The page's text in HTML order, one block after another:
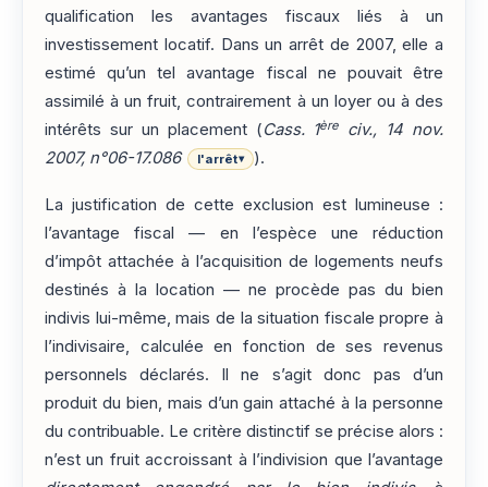
qualification les avantages fiscaux liés à un
investissement locatif. Dans un arrêt de 2007, elle a
estimé qu’un tel avantage fiscal ne pouvait être
assimilé à un fruit, contrairement à un loyer ou à des
intérêts sur un placement (Cass. 1ère
civ., 14 nov.
2007, n°06-17.086
l'arrêt▾ ).
La justification de cette exclusion est lumineuse :
l’avantage fiscal — en l’espèce une réduction
d’impôt attachée à l’acquisition de logements neufs
destinés à la location — ne procède pas du bien
indivis lui-même, mais de la situation fiscale propre à
l’indivisaire, calculée en fonction de ses revenus
personnels déclarés. Il ne s’agit donc pas d’un
produit du bien, mais d’un gain attaché à la personne
du contribuable. Le critère distinctif se précise alors :
n’est un fruit accroissant à l’indivision que l’avantage